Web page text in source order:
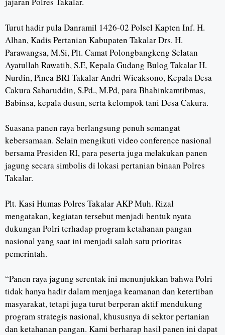
Turut hadir pula Danramil 1426-02 Polsel Kapten Inf. H.
Alhan, Kadis Pertanian Kabupaten Takalar Drs. H.
Parawangsa, M.Si, Plt. Camat Polongbangkeng Selatan
Ayatullah Rawatib, S.E, Kepala Gudang Bulog Takalar H.
Nurdin, Pinca BRI Takalar Andri Wicaksono, Kepala Desa
Cakura Saharuddin, S.Pd., M.Pd, para Bhabinkamtibmas,
Babinsa, kepala dusun, serta kelompok tani Desa Cakura.
Suasana panen raya berlangsung penuh semangat
kebersamaan. Selain mengikuti video conference nasional
bersama Presiden RI, para peserta juga melakukan panen
jagung secara simbolis di lokasi pertanian binaan Polres
Takalar.
Plt. Kasi Humas Polres Takalar AKP Muh. Rizal
mengatakan, kegiatan tersebut menjadi bentuk nyata
dukungan Polri terhadap program ketahanan pangan
nasional yang saat ini menjadi salah satu prioritas
pemerintah.
“Panen raya jagung serentak ini menunjukkan bahwa Polri
tidak hanya hadir dalam menjaga keamanan dan ketertiban
masyarakat, tetapi juga turut berperan aktif mendukung
program strategis nasional, khususnya di sektor pertanian
dan ketahanan pangan. Kami berharap hasil panen ini dapat